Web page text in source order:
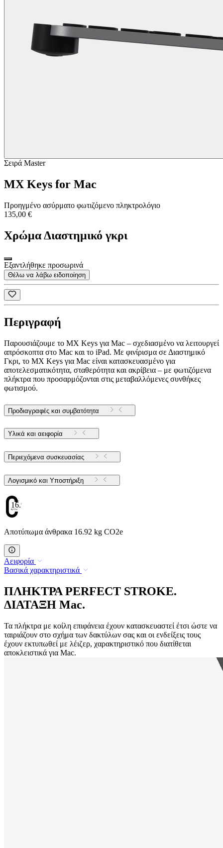
Σειρά Master
MX Keys for Mac
Προηγμένο ασύρματο φωτιζόμενο πληκτρολόγιο
135,00 €
ΧρώμαΔιαστημικό γκρι
Εξαντλήθηκε προσωρινά
Θέλω να λάβω ειδοποίηση
Περιγραφή
Παρουσιάζουμε το MX Keys για Mac – σχεδιασμένο να λειτουργεί
απρόσκοπτα στο Mac και το iPad. Με φινίρισμα σε Διαστημικό
Γκρι, το MX Keys για Mac είναι κατασκευασμένο για
αποτελεσματικότητα, σταθερότητα και ακρίβεια – με φωτιζόμενα
πλήκτρα που προσαρμόζονται στις μεταβαλλόμενες συνθήκες
φωτισμού.
Προδιαγραφές και συμβατότητα
Υλικά και αειφορία
Περιεχόμενα συσκευασίας
Λογισμικό και Υποστήριξη
16.92
Αποτύπωμα άνθρακα 16.92 kg CO2e
Αειφορία
Βασικά χαρακτηριστικά
ΠΛΗΚΤΡΑ PERFECT STROKE.
ΔΙΑΤΑΞΗ Mac.
Τα πλήκτρα με κοίλη επιφάνεια έχουν κατασκευαστεί έτσι ώστε να
ταιριάζουν στο σχήμα των δακτύλων σας και οι ενδείξεις τους
έχουν εκτυπωθεί με λέιζερ, χαρακτηριστικό που διατίθεται
αποκλειστικά για Mac.